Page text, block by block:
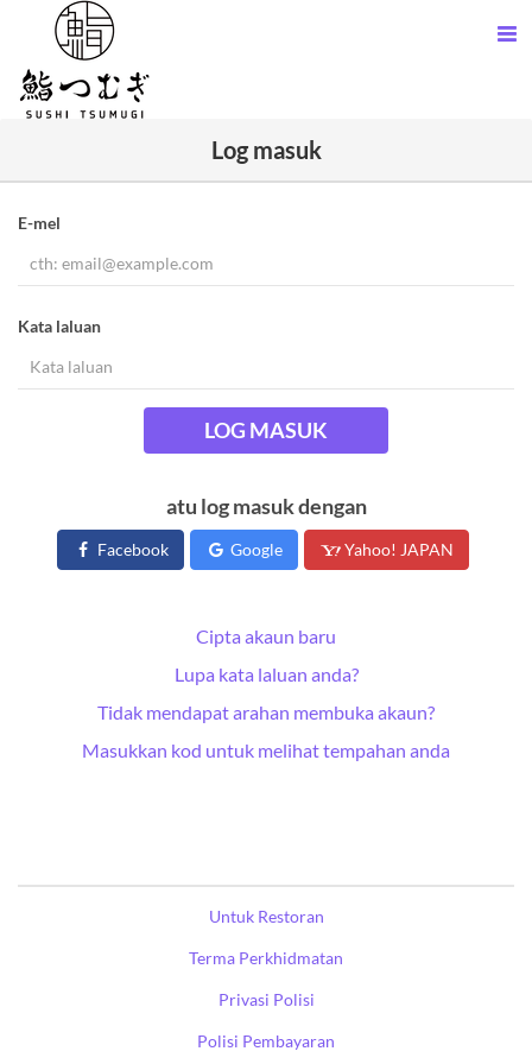
Log masuk
E-mel
Kata laluan
LOG MASUK
atu log masuk dengan
Facebook Google Yahoo! JAPAN
Cipta akaun baru
Lupa kata laluan anda?
Tidak mendapat arahan membuka akaun?
Masukkan kod untuk melihat tempahan anda
Untuk Restoran
Terma Perkhidmatan
Privasi Polisi
Polisi Pembayaran